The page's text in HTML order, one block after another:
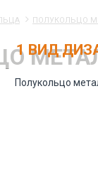
ПОЛУКОЛЬЦО
1 ВИД